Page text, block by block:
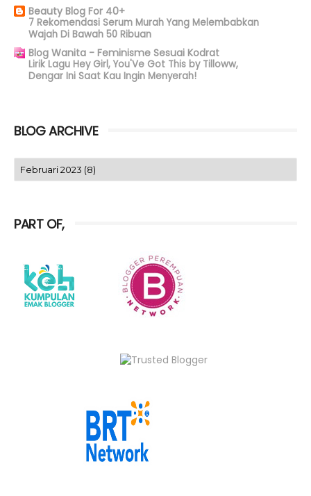
Beauty Blog For 40+
7 Rekomendasi Serum Murah Yang Melembabkan
Wajah Di Bawah 50 Ribuan
Blog Wanita - Feminisme Sesuai Kodrat
Lirik Lagu Hey Girl, You'Ve Got This by Tilloww,
Dengar Ini Saat Kau Ingin Menyerah!
BLOG ARCHIVE
PART OF,